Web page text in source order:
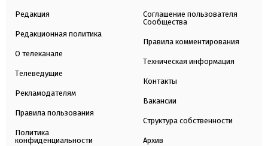
Редакция
Редакционная политика
О телеканале
Телеведущие
Рекламодателям
Правила пользования
Политика
конфиденциальности
Соглашение пользователя
Сообщества
Правила комментирования
Техническая информация
Контакты
Вакансии
Структура собственности
Архив